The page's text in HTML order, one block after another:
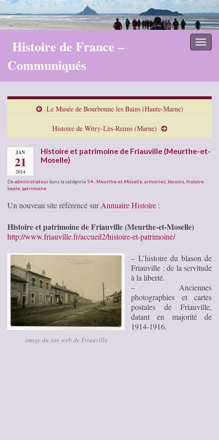
Histoire de France –
Communiqués
Le Musée de Bourbonne les Bains (Haute-Marne)
Histoire de Witry-Lès-Reims (Marne)
JAN
21
2014
Histoire et patrimoine de Friauville (Meurthe-et-
Moselle)
Deadministrateurdans la catégorie 54 - Meurthe-et-Moselle armoiries, blasons histoire
locale patrimoine
Un nouveau site référencé surAnnuaire Histoire :
Histoire et patrimoine de Friauville (Meurthe-et-Moselle)
http://www.friauville.fr/accueil2/histoire-et-patrimoine/
image du site web de Friauville
– L’histoire du blason de
Friauville : de la servitude
à la liberté.
– Anciennes
photographies et cartes
postales de Friauville,
datant en majorité de
1914-1916.